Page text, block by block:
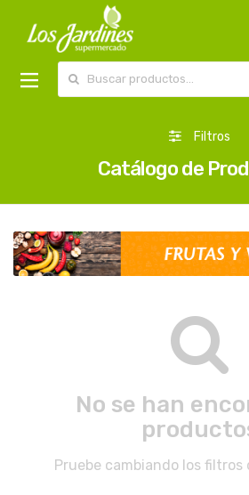
Filtros
Catálogo de
No se han
Pruebe cambiando los filtros